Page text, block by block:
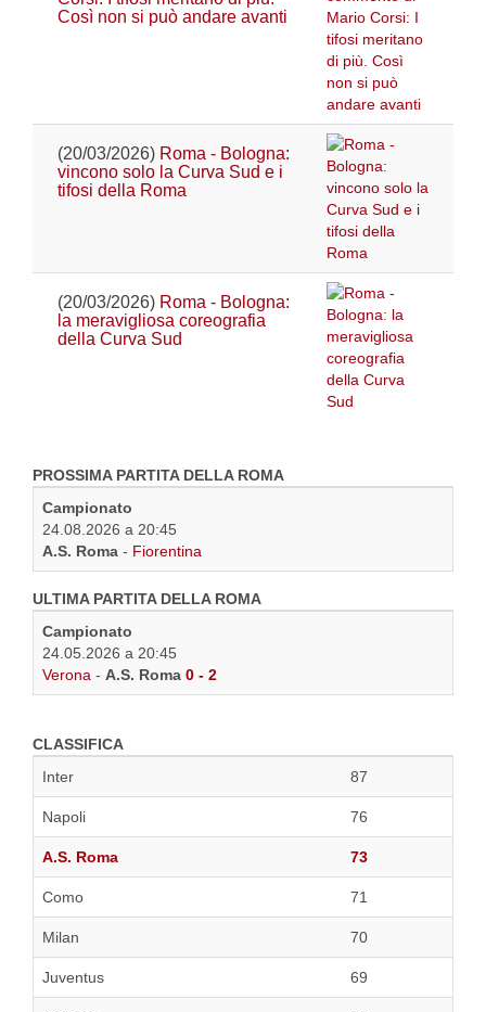
Così non si può andare avanti
(20/03/2026) Roma - Bologna:
vincono solo la Curva Sud e i
tifosi della Roma
(20/03/2026) Roma - Bologna:
la meravigliosa coreografia
della Curva Sud
PROSSIMA PARTITA DELLA ROMA
Campionato
24.08.2026 a 20:45
A.S. Roma - Fiorentina
ULTIMA PARTITA DELLA ROMA
Campionato
24.05.2026 a 20:45
Verona - A.S. Roma 0 - 2
CLASSIFICA
Inter
87
Napoli 76
A.S. Roma 73
Como 71
Milan 70
Juventus 69